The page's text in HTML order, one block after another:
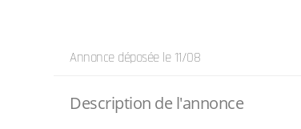
Annonce déposée le 11/08
Description de l'annonce